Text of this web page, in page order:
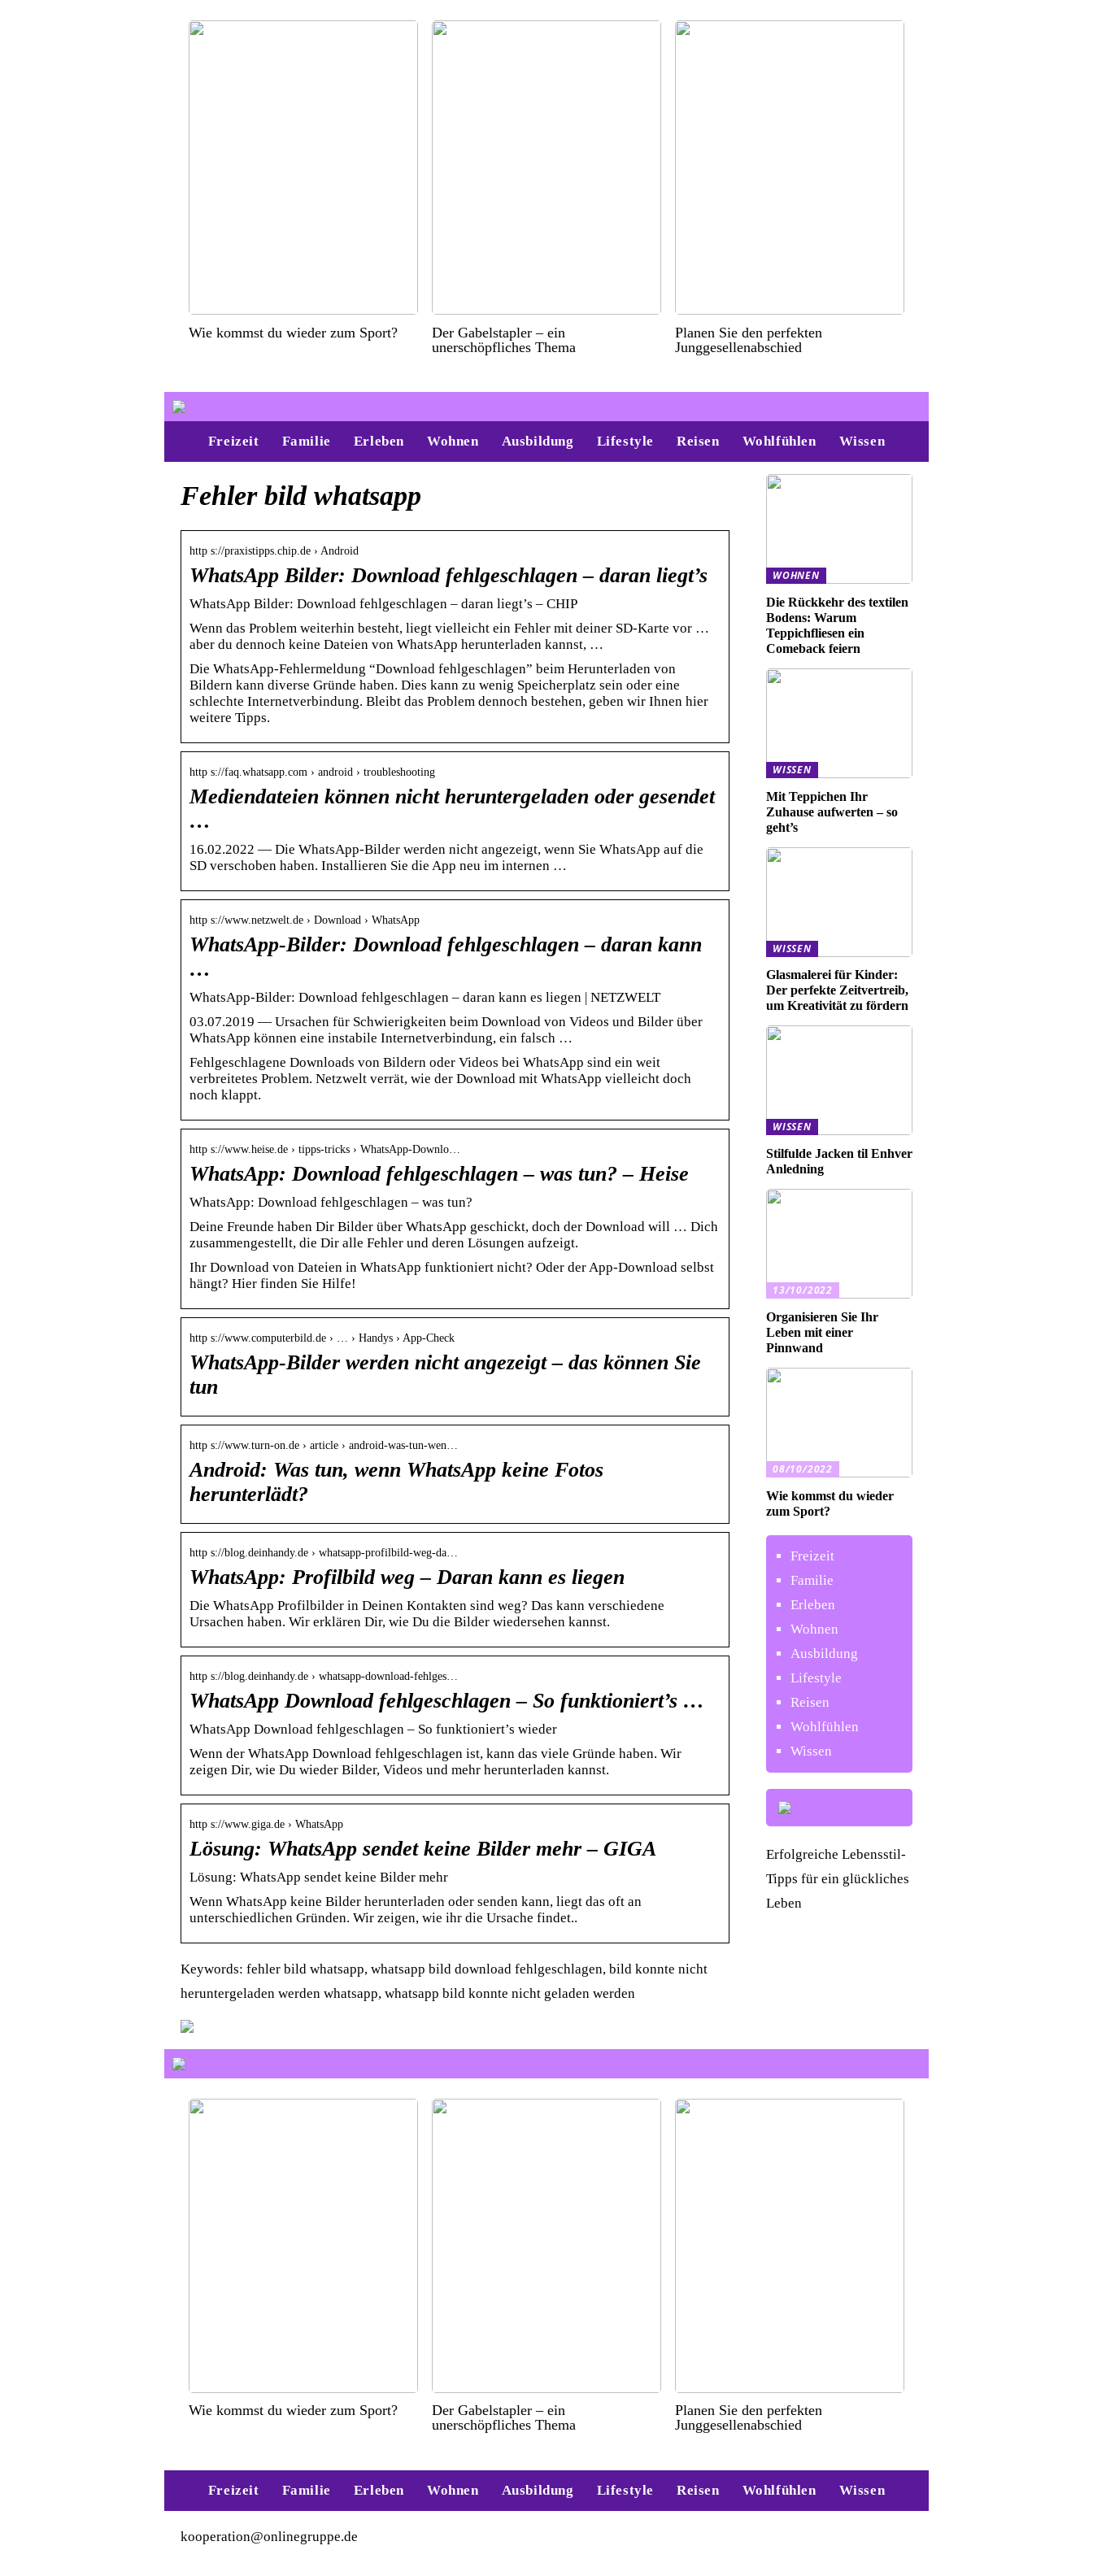
Wie kommst du wieder zum Sport?
Der Gabelstapler – ein
unerschöpfliches Thema
Planen Sie den perfekten
Junggesellenabschied
Freizeit Familie Erleben Wohnen Ausbildung Lifestyle Reisen Wohlfühlen Wissen
Fehler bild whatsapp
http s://praxistipps.chip.de › Android
WhatsApp Bilder: Download fehlgeschlagen – daran liegt’s
WhatsApp Bilder: Download fehlgeschlagen – daran liegt’s – CHIP
Wenn das Problem weiterhin besteht, liegt vielleicht ein Fehler mit deiner SD-Karte vor …
aber du dennoch keine Dateien von WhatsApp herunterladen kannst, …
Die WhatsApp-Fehlermeldung “Download fehlgeschlagen” beim Herunterladen von
Bildern kann diverse Gründe haben. Dies kann zu wenig Speicherplatz sein oder eine
schlechte Internetverbindung. Bleibt das Problem dennoch bestehen, geben wir Ihnen hier
weitere Tipps.
http s://faq.whatsapp.com › android › troubleshooting
Mediendateien können nicht heruntergeladen oder gesendet
…
16.02.2022 — Die WhatsApp-Bilder werden nicht angezeigt, wenn Sie WhatsApp auf die
SD verschoben haben. Installieren Sie die App neu im internen …
http s://www.netzwelt.de › Download › WhatsApp
WhatsApp-Bilder: Download fehlgeschlagen – daran kann
…
WhatsApp-Bilder: Download fehlgeschlagen – daran kann es liegen | NETZWELT
03.07.2019 — Ursachen für Schwierigkeiten beim Download von Videos und Bilder über
WhatsApp können eine instabile Internetverbindung, ein falsch …
Fehlgeschlagene Downloads von Bildern oder Videos bei WhatsApp sind ein weit
verbreitetes Problem. Netzwelt verrät, wie der Download mit WhatsApp vielleicht doch
noch klappt.
http s://www.heise.de › tipps-tricks › WhatsApp-Downlo…
WhatsApp: Download fehlgeschlagen – was tun? – Heise
WhatsApp: Download fehlgeschlagen – was tun?
Deine Freunde haben Dir Bilder über WhatsApp geschickt, doch der Download will … Dich
zusammengestellt, die Dir alle Fehler und deren Lösungen aufzeigt.
Ihr Download von Dateien in WhatsApp funktioniert nicht? Oder der App-Download selbst
hängt? Hier finden Sie Hilfe!
http s://www.computerbild.de › … › Handys › App-Check
WhatsApp-Bilder werden nicht angezeigt – das können Sie
tun
http s://www.turn-on.de › article › android-was-tun-wen…
Android: Was tun, wenn WhatsApp keine Fotos
herunterlädt?
http s://blog.deinhandy.de › whatsapp-profilbild-weg-da…
WhatsApp: Profilbild weg – Daran kann es liegen
Die WhatsApp Profilbilder in Deinen Kontakten sind weg? Das kann verschiedene
Ursachen haben. Wir erklären Dir, wie Du die Bilder wiedersehen kannst.
http s://blog.deinhandy.de › whatsapp-download-fehlges…
WhatsApp Download fehlgeschlagen – So funktioniert’s …
WhatsApp Download fehlgeschlagen – So funktioniert’s wieder
Wenn der WhatsApp Download fehlgeschlagen ist, kann das viele Gründe haben. Wir
zeigen Dir, wie Du wieder Bilder, Videos und mehr herunterladen kannst.
http s://www.giga.de › WhatsApp
Lösung: WhatsApp sendet keine Bilder mehr – GIGA
Lösung: WhatsApp sendet keine Bilder mehr
Wenn WhatsApp keine Bilder herunterladen oder senden kann, liegt das oft an
unterschiedlichen Gründen. Wir zeigen, wie ihr die Ursache findet..
Keywords: fehler bild whatsapp, whatsapp bild download fehlgeschlagen, bild konnte nicht
heruntergeladen werden whatsapp, whatsapp bild konnte nicht geladen werden
WOHNEN
Die Rückkehr des textilen
Bodens: Warum
Teppichfliesen ein
Comeback feiern
WISSEN
Mit Teppichen Ihr
Zuhause aufwerten – so
geht’s
WISSEN
Glasmalerei für Kinder:
Der perfekte Zeitvertreib,
um Kreativität zu fördern
WISSEN
Stilfulde Jacken til Enhver
Anledning
13/10/2022
Organisieren Sie Ihr
Leben mit einer
Pinnwand
08/10/2022
Wie kommst du wieder
zum Sport?
Freizeit
Familie
Erleben
Wohnen
Ausbildung
Lifestyle
Reisen
Wohlfühlen
Wissen
Erfolgreiche Lebensstil-
Tipps für ein glückliches
Leben
Wie kommst du wieder zum Sport?
Der Gabelstapler – ein
unerschöpfliches Thema
Planen Sie den perfekten
Junggesellenabschied
Freizeit Familie Erleben Wohnen Ausbildung Lifestyle Reisen Wohlfühlen Wissen
kooperation@onlinegruppe.de